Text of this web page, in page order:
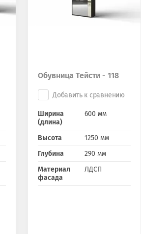
Обувница Тейсти - 118
Добавить к сравнению
Ширина
(длина)
600 мм
Высота
1250 мм
Глубина
290 мм
Материал
фасада
ЛДСП